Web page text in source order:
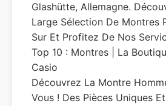
Glashütte, Allemagne.
Large Sélection De Montres
Sur Et Profitez De Nos
Top 10 : Montres | La
Casio
Découvrez La Montre
Vous ! Des Pièces Uniques